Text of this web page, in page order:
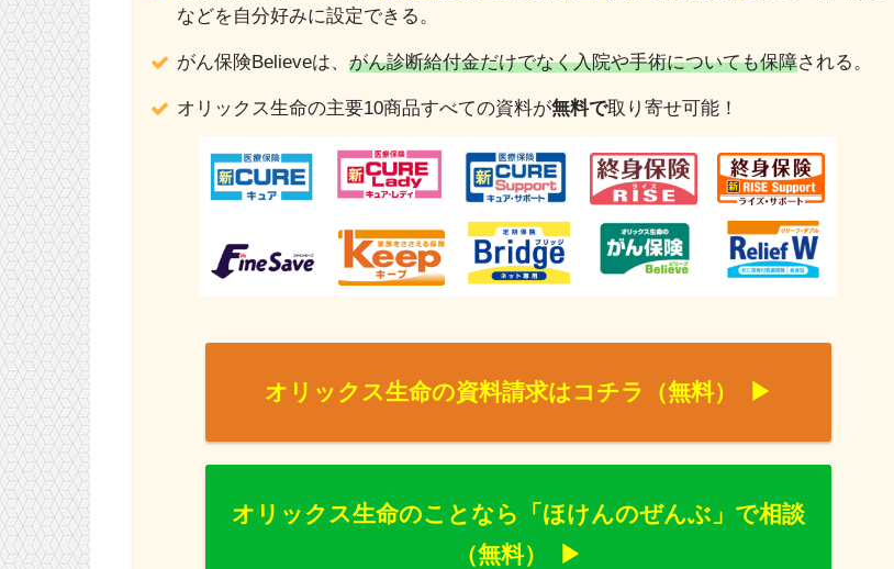
などを自分好みに設定できる。
がん保険Believeは、 がん診断給付金だけでなく入院や手術についても保障される。
オリックス生命の主要10商品すべての資料が無料で取り寄せ可能！
オリックス生命の資料請求はコチラ（無料）
オリックス生命のことなら「ほけんのぜんぶ」で相談
（無料）